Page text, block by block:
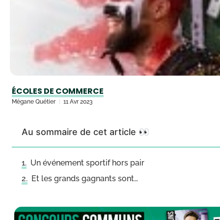
ÉCOLES DE COMMERCE
Mégane Quétier 11 Avr 2023
Au sommaire de cet article 👀
Un événement sportif hors pair
Et les grands gagnants sont…